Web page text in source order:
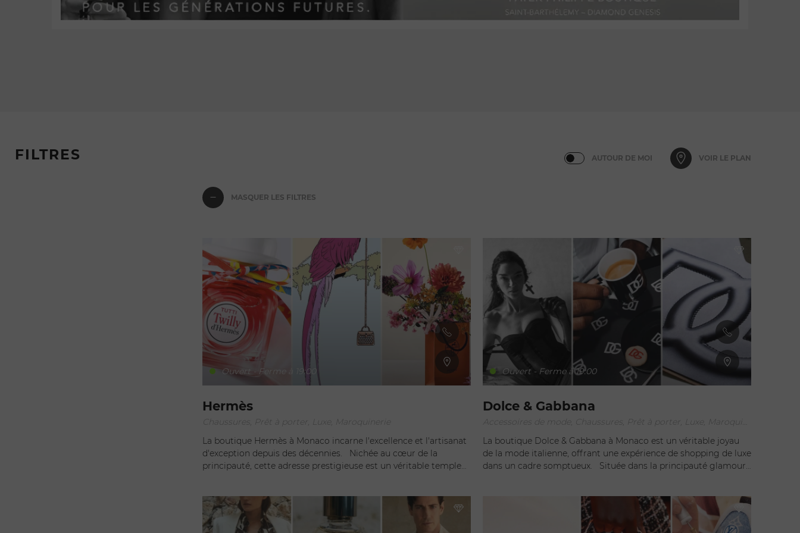
FILTRES AUTOUR DE MOI VOIR LE PLAN
MASQUER LES FILTRES
Ouvert - Ferme à 19:00
Hermès
Chaussures, Prêt à porter, Luxe, Maroquinerie
La boutique Hermès à Monaco incarne l'excellence et l'artisanat
d'exception depuis des décennies. Nichée au cœur de la
principauté, cette adresse prestigieuse est un véritable temple
empreint de sophistication et de raffinement. Les collections
emblématiques de la marque française sont méticuleusement
exposées, mettant en valeur des pièces de maroquinerie, de
Ouvert - Ferme à 19:00
Dolce & Gabbana
Accessoires de mode, Chaussures, Prêt à porter, Luxe, Maroquinerie
La boutique Dolce & Gabbana à Monaco est un véritable joyau
de la mode italienne, offrant une expérience de shopping de luxe
dans un cadre somptueux. Située dans la principauté glamour
l'on franchit les portes de cet établissement, on est
immédiatement séduit par l'atmosphère sophistiquée et
raffinée qui y règne. Les intérieurs élégants, les matériaux de